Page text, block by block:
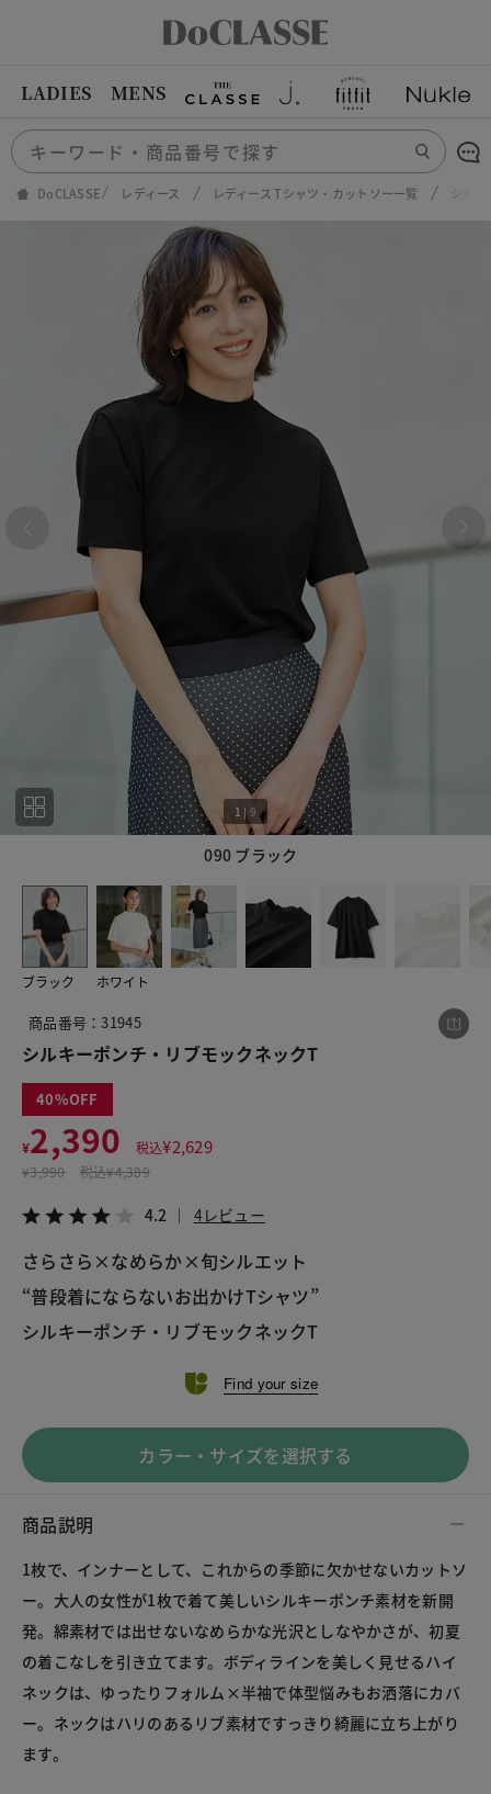
LADIES MENS
DoCLASSE レディース レディース Tシャツ・カットソー一覧 シル
090 ブラック
1 | 9
ブラック ホワイト
商品番号：31945
シルキーポンチ・リブモックネックT
40
¥2,390 税込¥2,629
¥3,990 税込¥4,389
4.2 4レビュー
さらさら×なめらか×旬シルエット
“普段着にならないお出かけTシャツ”
シルキーポンチ・リブモックネックT
Find your size
カラー・サイズを選択する
商品説明
1枚で、インナーとして、これからの季節に欠かせないカットソ
ー。大人の女性が1枚で着て美しいシルキーポンチ素材を新開
発。綿素材では出せないなめらかな光沢としなやかさが、初夏
の着こなしを引き立てます。ボディラインを美しく見せるハイ
ネックは、ゆったりフォルム×半袖で体型悩みもお洒落にカバ
ー。ネックはハリのあるリブ素材ですっきり綺麗に立ち上がり
ます。
この商品をシェアする
¥2,390 税込¥2,629
LINE メール